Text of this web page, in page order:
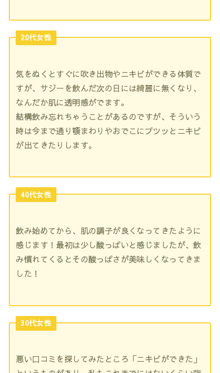
20代女性
気をぬくとすぐに吹き出物やニキビができる体質で
すが、サジーを飲んだ次の日には綺麗に無くなり、
なんだか肌に透明感がでます。
結構飲み忘れちゃうことがあるのですが、そういう
時は今まで通り顎まわりやおでこにプツッとニキビ
が出てきたりします。
40代女性
飲み始めてから、肌の調子が良くなってきたように
感じます！最初は少し酸っぱいと感じましたが、飲
み慣れてくるとその酸っぱさが美味しくなってきま
した！
30代女性
悪い口コミを探してみたところ「ニキビができた」